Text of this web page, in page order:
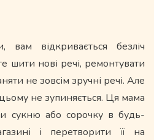
відкривається безліч
шити нові речі, ремонтувати
не зовсім зручні речі. Але
не зупиняється. Ця мама
сукню або сорочку в будь-
і перетворити її на